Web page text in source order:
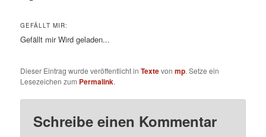
GEFÄLLT MIR:
Gefällt mir Wird geladen...
Dieser Eintrag wurde veröffentlicht inTextevonmp. Setze ein
Lesezeichen zum Permalink.
Schreibe einen Kommentar